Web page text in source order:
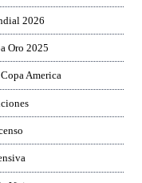
2026
Oro 2025
Copa America